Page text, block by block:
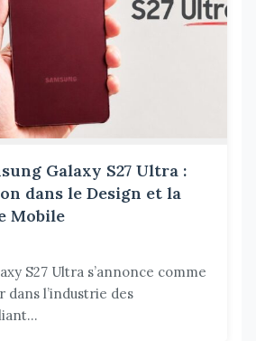
Galaxy S27 Ultra :
dans le Design et la
Mobile
S27 Ultra s’annonce comme
dans l’industrie des